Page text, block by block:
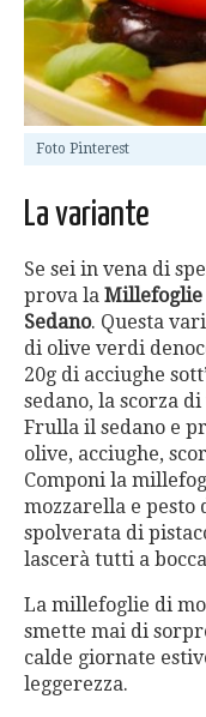
Foto Pinterest
La variante
Se sei in vena di
prova la Millefoglie
Sedano. Questa
di olive verdi
20g di acciughe
sedano, la scorza
Frulla il sedano e
olive, acciughe,
Componi la
mozzarella e pesto
spolverata di
lascerà tutti a
La millefoglie di
smette mai di
calde giornate
leggerezza.